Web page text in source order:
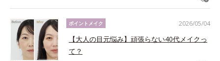
2026/05/04
ポイントメイク
【大人の目元悩み】頑張らない40代メイクっ
て？